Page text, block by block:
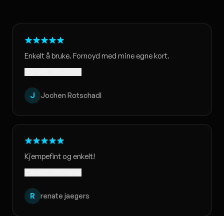
Enkelt å bruke. Fornoyd med mine egne kort.
J Jochen Rotschadl
Kjempefint og enkelt!
R renate jaegers